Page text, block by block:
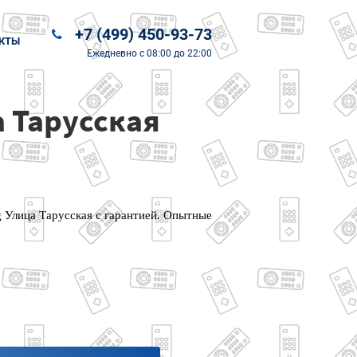
+7 (499) 450-93-73
Ежедневно с 08:00 до 22:00
Тарусская с гарантией. Опытные